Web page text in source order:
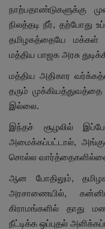
நாற்பதாண்டுகளுக்கு
நிலத்தடி நீர், தற்போது
தமிழகத்தையே மக்கள்
மத்திய பாஜக அரசு
மத்திய அதிகார
தரும்
இல்லை.
இந்தச் சூழலில்
அமைக்கப்பட்டால்,
சொல்ல
ஆன போதிலும்,
அரசாணையில்,
கிராமங்களில் தாது
நீட்டிக்க ஒப்புதல்